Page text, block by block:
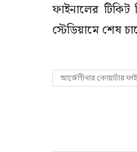
ফাইনালের
স্টেডিয়ামে শেষ
আর্জেন্টিনার কোয়ার্টার